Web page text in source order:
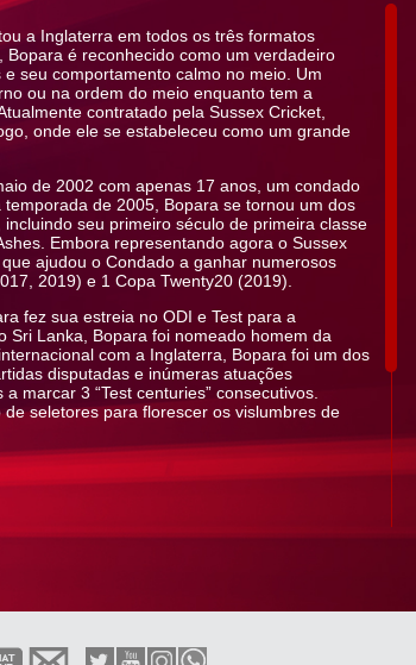
a Inglaterra em todos os três formatos
Bopara é reconhecido como um verdadeiro
seu comportamento calmo no meio. Um
ou na ordem do meio enquanto tem a
contratado pela Sussex Cricket,
onde ele se estabeleceu como um grande
de 2002 com apenas 17 anos, um condado
de 2005, Bopara se tornou um dos
seu primeiro século de primeira classe
Embora representando agora o Sussex
ajudou o Condado a ganhar numerosos
2019) e 1 Copa Twenty20 (2019).
fez sua estreia no ODI e Test para a
Sri Lanka, Bopara foi nomeado homem da
com a Inglaterra, Bopara foi um dos
disputadas e inúmeras atuações
marcar 3 “Test centuries” consecutivos.
seletores para florescer os vislumbres de